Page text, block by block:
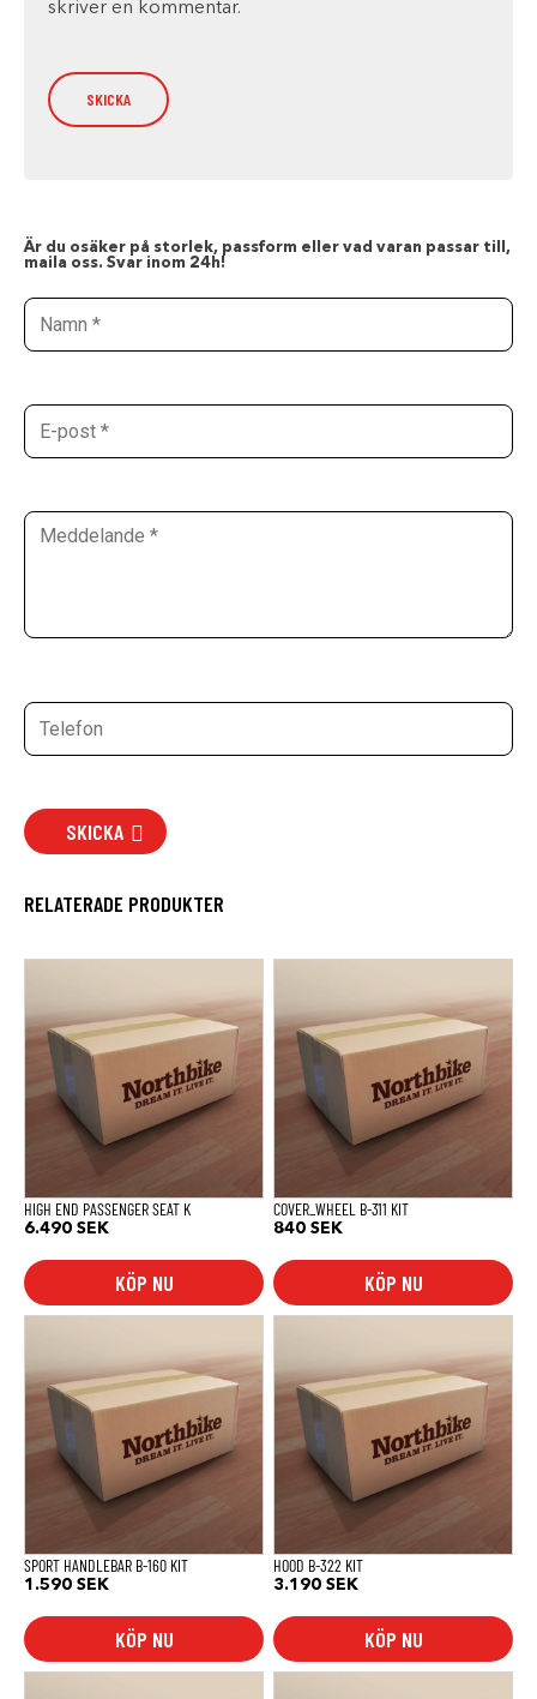
skriver en kommentar.
Är du osäker på storlek, passform eller vad varan passar till,
maila oss. Svar inom 24h!
SKICKA
RELATERADE PRODUKTER
HIGH END PASSENGER SEAT K
6.490 SEK
KÖP NU
COVER_WHEEL B-311 KIT
840 SEK
KÖP NU
SPORT HANDLEBAR B-160 KIT
1.590 SEK
KÖP NU
HOOD B-322 KIT
3.190 SEK
KÖP NU